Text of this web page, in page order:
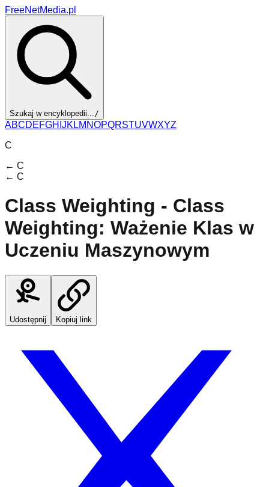
FreeNetMedia.pl
Szukaj w encyklopedii.../
ABCDEFGH JK LM NOPQRSTUVWXYZ
C
← C
← C
Class Weighting - Class
Weighting: Ważenie Klas w
Uczeniu Maszynowym
Udostępnij Kopiuj link